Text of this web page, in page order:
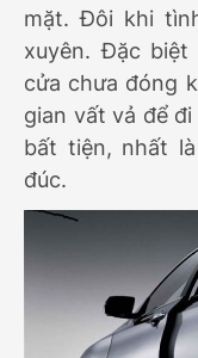
mặt. Đôi khi
xuyên. Đặc
cửa chưa đóng
gian vất vả để
bất tiện, nhất
đúc.